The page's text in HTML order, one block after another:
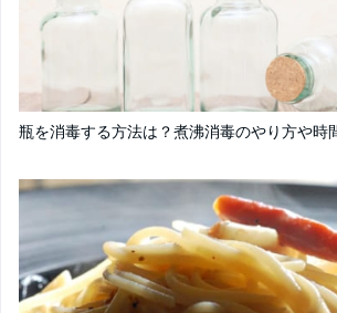
瓶を消毒する方法は？煮沸消毒のやり方や時